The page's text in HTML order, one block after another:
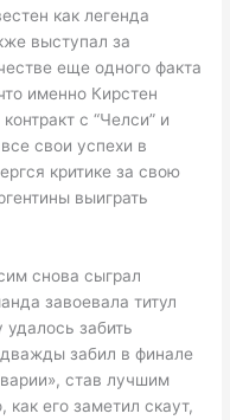
как легенда
выступал за
еще одного факта
именно Кирстен
с “Челси” и
свои успехи в
критике за свою
выиграть
снова сыграл
завоевала титул
забить
забил в финале
став лучшим
его заметил скаут,